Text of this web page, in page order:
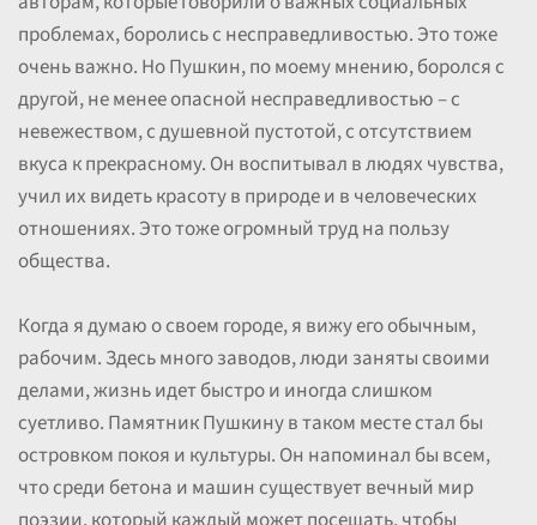
проблемах, боролись с несправедливостью. Это тоже
очень важно. Но Пушкин, по моему мнению, боролся с
другой, не менее опасной несправедливостью – с
невежеством, с душевной пустотой, с отсутствием
вкуса к прекрасному. Он воспитывал в людях чувства,
учил их видеть красоту в природе и в человеческих
отношениях. Это тоже огромный труд на пользу
общества.
Когда я думаю о своем городе, я вижу его обычным,
рабочим. Здесь много заводов, люди заняты своими
делами, жизнь идет быстро и иногда слишком
суетливо. Памятник Пушкину в таком месте стал бы
островком покоя и культуры. Он напоминал бы всем,
что среди бетона и машин существует вечный мир